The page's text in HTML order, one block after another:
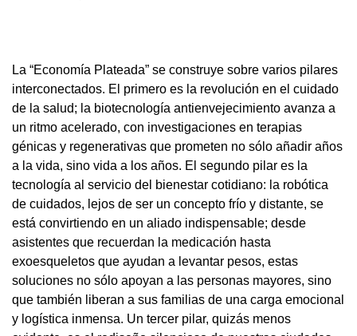
La “Economía Plateada” se construye sobre varios pilares
interconectados. El primero es la revolución en el cuidado
de la salud; la biotecnología antienvejecimiento avanza a
un ritmo acelerado, con investigaciones en terapias
génicas y regenerativas que prometen no sólo añadir años
a la vida, sino vida a los años. El segundo pilar es la
tecnología al servicio del bienestar cotidiano: la robótica
de cuidados, lejos de ser un concepto frío y distante, se
está convirtiendo en un aliado indispensable; desde
asistentes que recuerdan la medicación hasta
exoesqueletos que ayudan a levantar pesos, estas
soluciones no sólo apoyan a las personas mayores, sino
que también liberan a sus familias de una carga emocional
y logística inmensa. Un tercer pilar, quizás menos